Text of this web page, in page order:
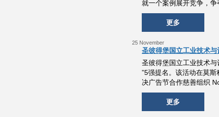
就一个案例展开竞争，
更多
25 November
圣彼得堡国立工业技术
圣彼得堡国立工业技术
”5强提名。该活动在莫
决广告节合作慈善组织
更多